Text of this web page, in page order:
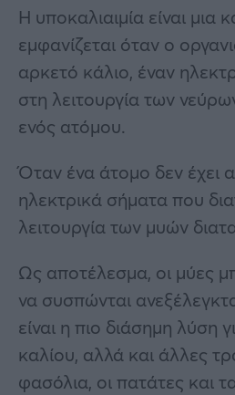
Η υποκαλιαιμία είναι μια
εμφανίζεται όταν ο
αρκετό κάλιο, έναν
στη λειτουργία των
ενός ατόμου.
Όταν ένα άτομο δεν έχει
ηλεκτρικά σήματα που
λειτουργία των μυών
Ως αποτέλεσμα, οι μύες
να συσπώνται
είναι η πιο διάσημη λύση
καλίου, αλλά και άλλες
φασόλια, οι πατάτες και